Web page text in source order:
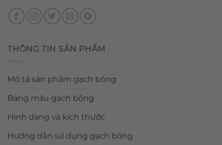
THÔNG TIN SẢN PHẨM
Mô tả sản phẩm gạch bông
Bảng màu gạch bông
Hình dạng và kích thước
Hướng dẫn sử dụng gạch bông